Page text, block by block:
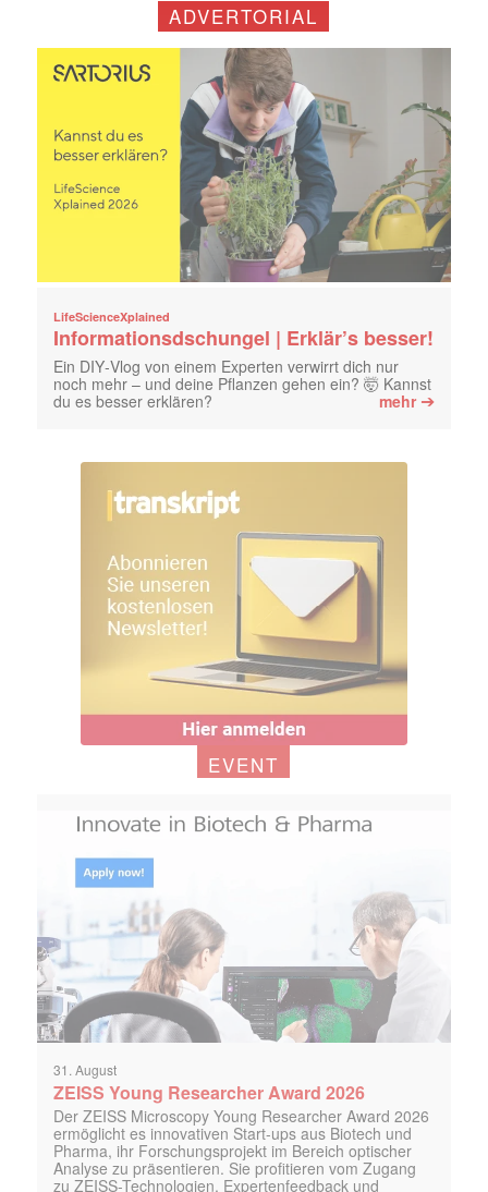
ADVERTORIAL
LifeScienceXplained
Informationsdschungel | Erklär’s besser!
Ein DIY‑Vlog von einem Experten verwirrt dich nur
noch mehr – und deine Pflanzen gehen ein? 🤯 Kannst
du es besser erklären?
mehr➔
EVENT
31. August
ZEISS Young Researcher Award 2026
Der ZEISS Microscopy Young Researcher Award 2026
ermöglicht es innovativen Start-ups aus Biotech und
Pharma, ihr Forschungsprojekt im Bereich optischer
Analyse zu präsentieren. Sie profitieren vom Zugang
zu ZEISS-Technologien, Expertenfeedback und